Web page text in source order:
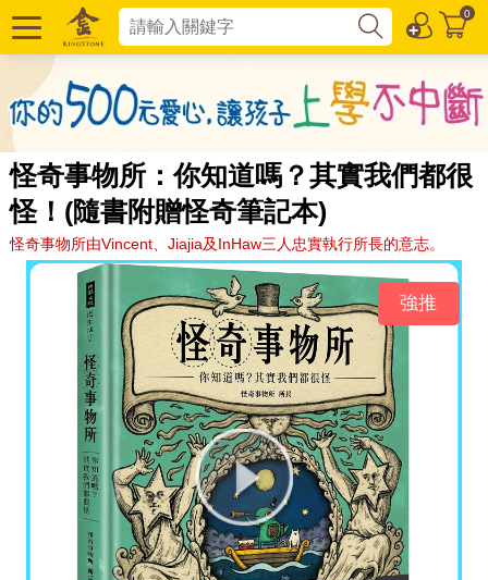
0
怪奇事物所：你知道嗎？其實我們都很
怪！(隨書附贈怪奇筆記本)
怪奇事物所由Vincent、Jiajia及InHaw三人忠實執行所長的意志。
強推